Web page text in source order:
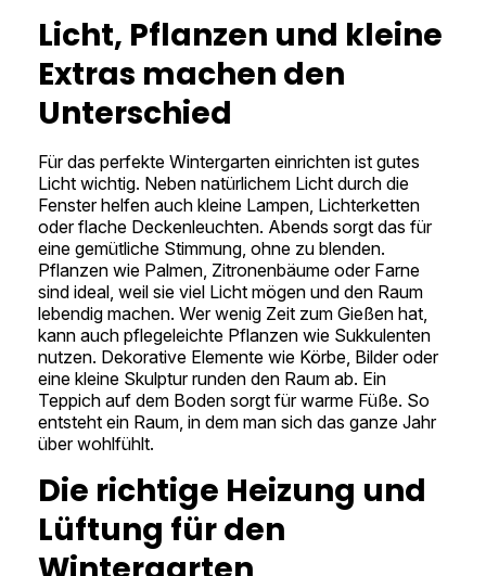
Licht, Pflanzen und kleine
Extras machen den
Unterschied
Für das perfekte Wintergarten einrichten ist gutes
Licht wichtig. Neben natürlichem Licht durch die
Fenster helfen auch kleine Lampen, Lichterketten
oder flache Deckenleuchten. Abends sorgt das für
eine gemütliche Stimmung, ohne zu blenden.
Pflanzen wie Palmen, Zitronenbäume oder Farne
sind ideal, weil sie viel Licht mögen und den Raum
lebendig machen. Wer wenig Zeit zum Gießen hat,
kann auch pflegeleichte Pflanzen wie Sukkulenten
nutzen. Dekorative Elemente wie Körbe, Bilder oder
eine kleine Skulptur runden den Raum ab. Ein
Teppich auf dem Boden sorgt für warme Füße. So
entsteht ein Raum, in dem man sich das ganze Jahr
über wohlfühlt.
Die richtige Heizung und
Lüftung für den